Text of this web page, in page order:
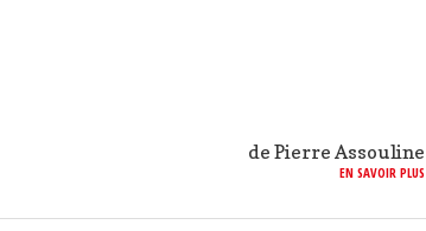
de Pierre Assouline
EN SAVOIR PLUS